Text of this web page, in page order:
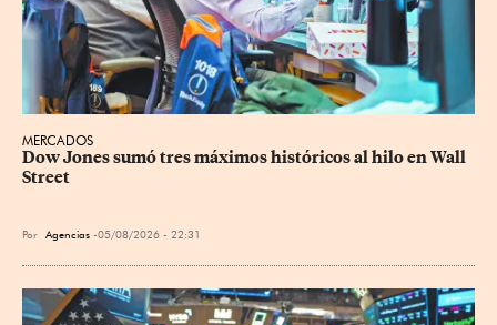
MERCADOS
Dow Jones sumó tres máximos históricos al hilo en Wall
Street
Por Agencias 05/08/2026 - 22:31